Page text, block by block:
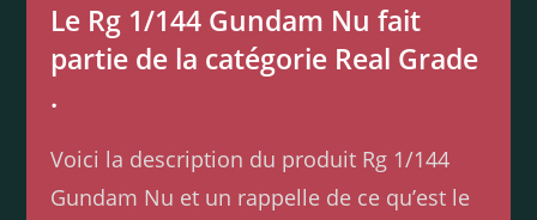
Le Rg 1/144 Gundam Nu fait
partie de la catégorie Real Grade
.
Voici la description du produit Rg 1/144
Gundam Nu et un rappelle de ce qu’est le